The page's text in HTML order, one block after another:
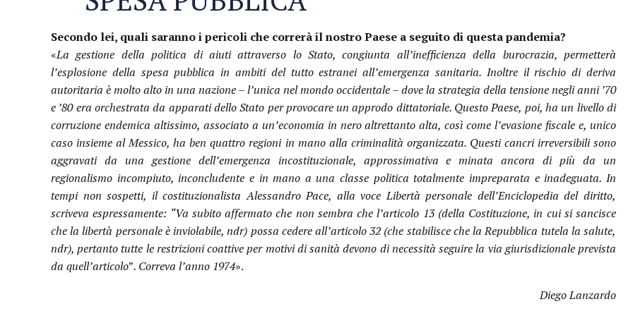
Secondo lei, quali saranno i pericoli che correrà il nostro Paese a seguito di questa pandemia?
«La gestione della politica di aiuti attraverso lo Stato, congiunta all’inefficienza della burocrazia, permetterà
l’esplosione della spesa pubblica in ambiti del tutto estranei all’emergenza sanitaria. Inoltre il rischio di deriva
autoritaria è molto alto in una nazione – l’unica nel mondo occidentale – dove la strategia della tensione negli anni ’70
e ’80 era orchestrata da apparati dello Stato per provocare un approdo dittatoriale. Questo Paese, poi, ha un livello di
corruzione endemica altissimo, associato a un’economia in nero altrettanto alta, così come l’evasione fiscale e, unico
caso insieme al Messico, ha ben quattro regioni in mano alla criminalità organizzata. Questi cancri irreversibili sono
aggravati da una gestione dell’emergenza incostituzionale, approssimativa e minata ancora di più da un
regionalismo incompiuto, inconcludente e in mano a una classe politica totalmente impreparata e inadeguata. In
tempi non sospetti, il costituzionalista Alessandro Pace, alla voce Libertà personale dell’Enciclopedia del diritto,
scriveva espressamente: “Va subito affermato che non sembra che l’articolo 13 (della Costituzione, in cui si sancisce
che la libertà personale è inviolabile, ndr) possa cedere all’articolo 32 (che stabilisce che la Repubblica tutela la salute,
ndr), pertanto tutte le restrizioni coattive per motivi di sanità devono di necessità seguire la via giurisdizionale prevista
da quell’articolo”. Correva l’anno 1974».
Diego Lanzardo